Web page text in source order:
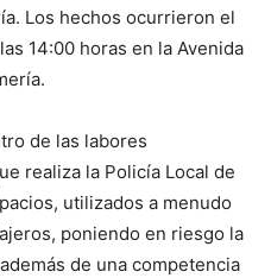
Los hechos ocurrieron el
14:00 horas en la Avenida
de las labores
realiza la Policía Local de
utilizados a menudo
poniendo en riesgo la
de una competencia